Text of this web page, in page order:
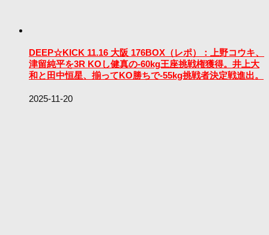
DEEP☆KICK 11.16 大阪 176BOX（レポ）：上野コウキ、
津留純平を3R KOし健真の-60kg王座挑戦権獲得。井上大
和と田中恒星、揃ってKO勝ちで-55kg挑戦者決定戦進出。
2025-11-20